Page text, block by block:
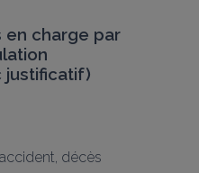
en charge par
justificatif)
décès